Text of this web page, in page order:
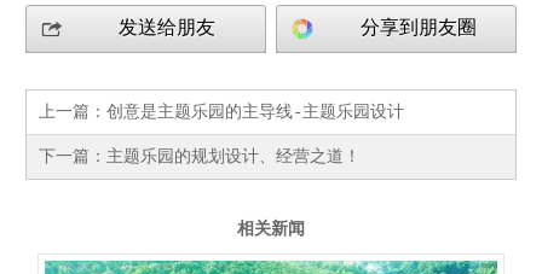
发送给朋友 分享到朋友圈
上一篇： 创意是主题乐园的主导线-主题乐园设计
下一篇： 主题乐园的规划设计、经营之道！
相关新闻